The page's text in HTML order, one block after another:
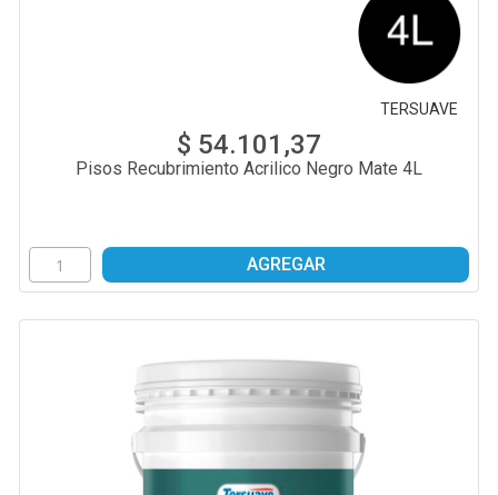
TERSUAVE
$ 54.101,37
Pisos Recubrimiento Acrilico Negro Mate 4L
AGREGAR